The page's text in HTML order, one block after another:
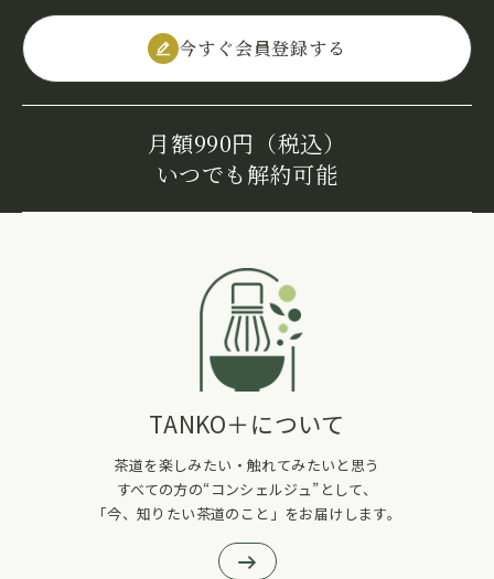
今すぐ会員登録する
月額990円（税込）
いつでも解約可能
TANKO＋について
茶道を楽しみたい・触れてみたいと思う
すべての方の“コンシェルジュ”として、
「今、知りたい茶道のこと」をお届けします。